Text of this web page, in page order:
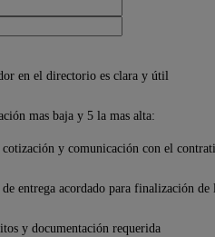
en el directorio es clara y útil
mas baja y 5 la mas alta:
y comunicación con el
entrega acordado para finalización de
y documentación requerida